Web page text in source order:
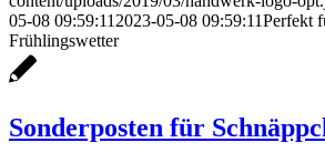
05-08 09:59:11 2023-05-08 09:59:11Perfekt
Frühlingswetter
Sonderposten für